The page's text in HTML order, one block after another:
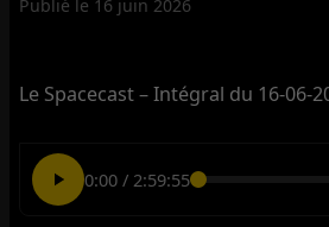
Publié le 16 juin 2026
Le Spacecast – Intégral du 16-06-
0:00/ 2:59:55